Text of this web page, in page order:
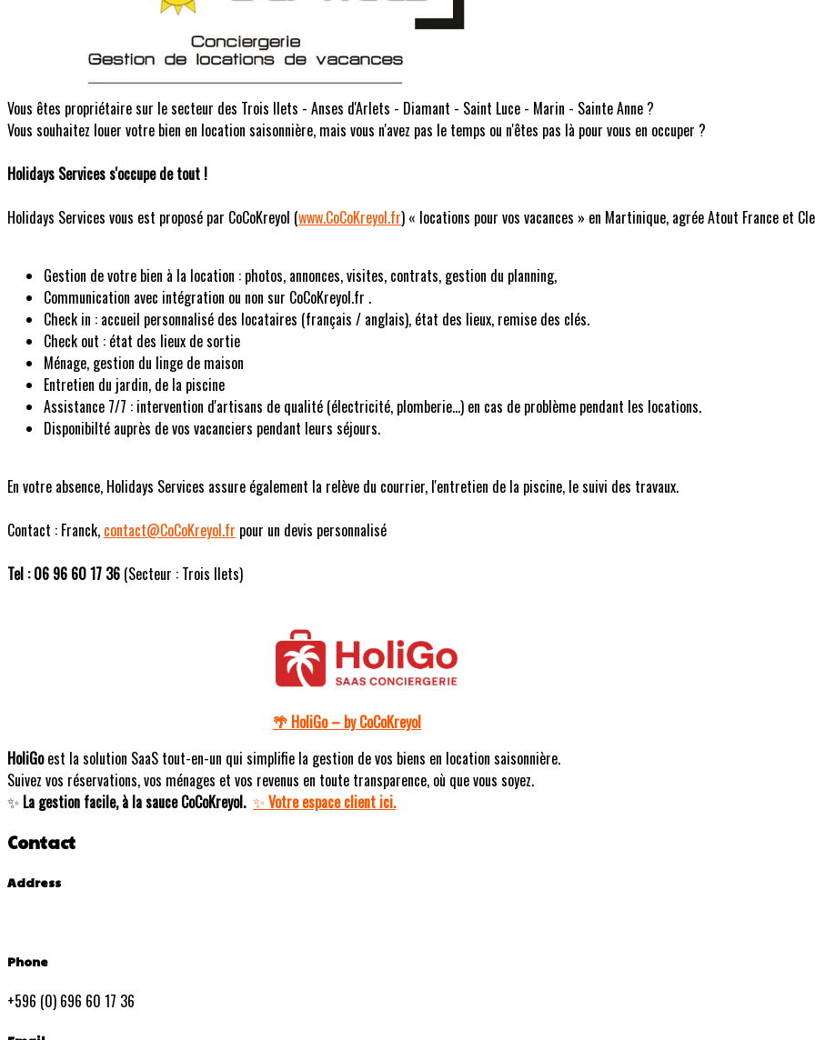
Vous êtes propriétaire sur le secteur des Trois Ilets - Anses d'Arlets - Diamant - Saint Luce - Marin - Sainte Anne ?
Vous souhaitez louer votre bien en location saisonnière, mais vous n'avez pas le temps ou n'êtes pas là pour vous en occuper ?
Holidays Services s'occupe de tout !
Holidays Services vous est proposé par CoCoKreyol (www.CoCoKreyol.fr) « locations pour vos vacances » en Martinique, agrée Atout France et
Gestion de votre bien à la location : photos, annonces, visites, contrats, gestion du planning,
Communication avec intégration ou non sur CoCoKreyol.fr .
Check in : accueil personnalisé des locataires (français / anglais), état des lieux, remise des clés.
Check out : état des lieux de sortie
Ménage, gestion du linge de maison
Entretien du jardin, de la piscine
Assistance 7/7 : intervention d'artisans de qualité (électricité, plomberie...) en cas de problème pendant les locations.
Disponibilté auprès de vos vacanciers pendant leurs séjours.
En votre absence, Holidays Services assure également la relève du courrier, l'entretien de la piscine, le suivi des travaux.
Contact : Franck, contact@CoCoKreyol.fr pour un devis personnalisé
Tel : 06 96 60 17 36 (Secteur : Trois Ilets)
🌴 HoliGo – by CoCoKreyol
HoliGoest la solution SaaS tout-en-un qui simplifie la gestion de vos biens en location saisonnière.
Suivez vos réservations, vos ménages et vos revenus en toute transparence, où que vous soyez.
✨ La gestion facile, à la sauce CoCoKreyol. ✨ Votre espace client ici.
Contact
Address
Phone
+596 (0) 696 60 17 36